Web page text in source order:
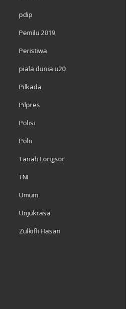
pdip
Pemilu 2019
Peristiwa
piala dunia u20
Pilkada
Pilpres
Polisi
Polri
Tanah Longsor
TNI
Umum
Unjukrasa
Zulkifli Hasan